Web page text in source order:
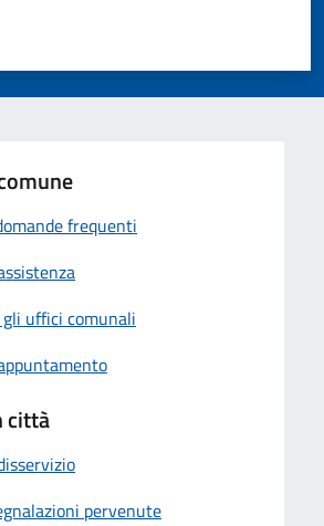
5 stelle su 5
stelle su 5
su 5
5
frequenti
uffici comunali
città
pervenute